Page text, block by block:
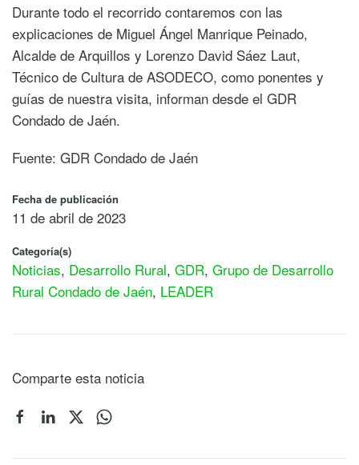
Durante todo el recorrido contaremos con las
explicaciones de Miguel Ángel Manrique Peinado,
Alcalde de Arquillos y Lorenzo David Sáez Laut,
Técnico de Cultura de ASODECO, como ponentes y
guías de nuestra visita, informan desde el GDR
Condado de Jaén.
Fuente: GDR Condado de Jaén
Fecha de publicación
11 de abril de 2023
Categoría(s)
Noticias, Desarrollo Rural, GDR, Grupo de Desarrollo
Rural Condado de Jaén, LEADER
Comparte esta noticia